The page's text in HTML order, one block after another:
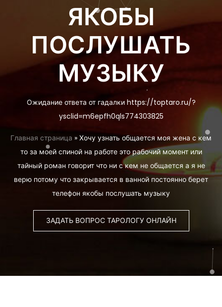
ЯКОБЫ
ПОСЛУШАТЬ
МУЗЫКУ
Ожидание ответа от гадалки https://toptaro.ru/?
ysclid=m6epfh0qls774303825
Главная страница » Хочу узнать общается моя жена с кем
то за моей спиной на работе это рабочий момент или
тайный роман говорит что ни с кем не общается а я не
верю потому что закрывается в ванной постоянно берет
телефон якобы послушать музыку
ЗАДАТЬ ВОПРОС ТАРОЛОГУ ОНЛАЙН